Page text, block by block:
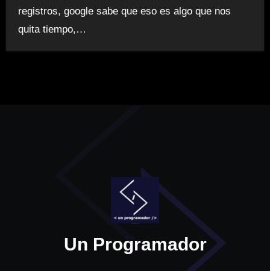
registros, google sabe que eso es algo que nos
quita tiempo,…
Un Programador